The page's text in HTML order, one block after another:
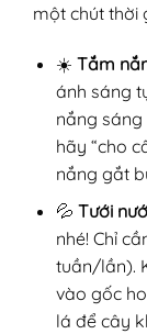
một chút thời
☀️ Tắm
ánh sáng
nắng sáng
hãy “cho
nắng gắt
💦 Tưới
nhé! Chỉ
tuần/lần).
vào gốc
lá để cây